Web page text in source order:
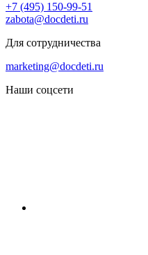
+7 (495) 150-99-51
zabota@docdeti.ru
Для сотрудничества
marketing@docdeti.ru
Наши соцсети